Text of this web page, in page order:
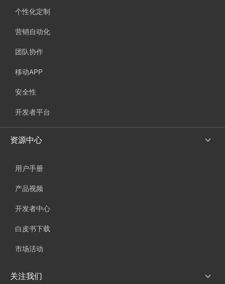
个性化定制
营销自动化
团队协作
移动APP
安全性
开发者平台
资源中心
用户手册
产品视频
开发者中心
白皮书下载
市场活动
关注我们